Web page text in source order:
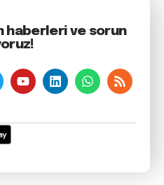
haberleri ve sorun